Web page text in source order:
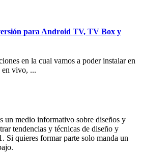
para Android TV, TV Box y
en la cual vamos a poder instalar en
vivo, ...
un medio informativo sobre diseños y
tendencias y técnicas de diseño y
Si quieres formar parte solo manda un